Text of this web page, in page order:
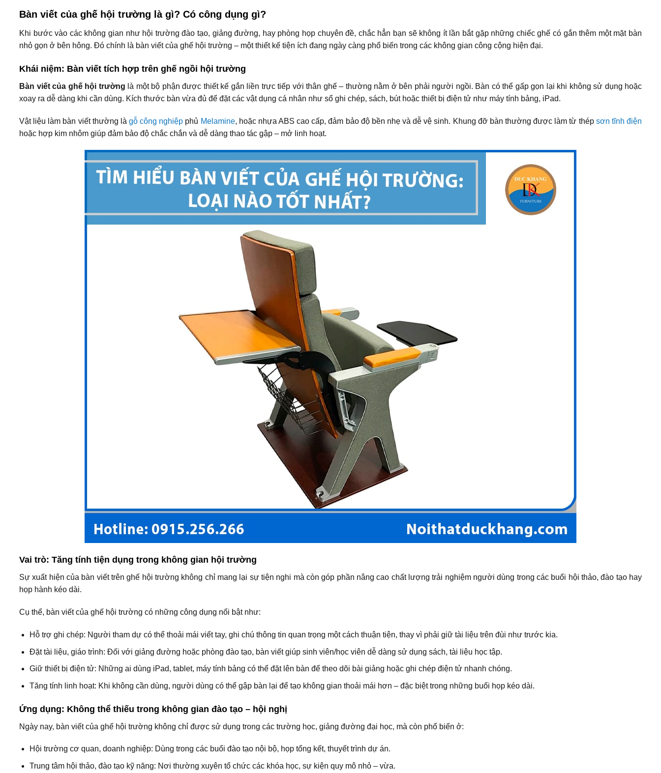
Bàn viết của ghế hội trường là gì? Có công dụng gì?
Khi bước vào các không gian như hội trường đào tạo, giảng đường, hay phòng họp chuyên đề, chắc hẳn bạn sẽ không ít lần bắt gặp những chiếc ghế có gắn thêm một mặt bàn
nhỏ gọn ở bên hông. Đó chính là bàn viết của ghế hội trường – một thiết kế tiện ích đang ngày càng phổ biến trong các không gian công cộng hiện đại.
Khái niệm: Bàn viết tích hợp trên ghế ngồi hội trường
Bàn viết của ghế hội trường là một bộ phận được thiết kế gắn liền trực tiếp với thân ghế – thường nằm ở bên phải người ngồi. Bàn có thể gấp gọn lại khi không sử dụng hoặc
xoay ra dễ dàng khi cần dùng. Kích thước bàn vừa đủ để đặt các vật dụng cá nhân như sổ ghi chép, sách, bút hoặc thiết bị điện tử như máy tính bảng, iPad.
Vật liệu làm bàn viết thường là gỗ công nghiệp phủ Melamine, hoặc nhựa ABS cao cấp, đảm bảo độ bền nhẹ và dễ vệ sinh. Khung đỡ bàn thường được làm từ thép sơn tĩnh điện
hoặc hợp kim nhôm giúp đảm bảo độ chắc chắn và dễ dàng thao tác gập – mở linh hoạt.
Vai trò: Tăng tính tiện dụng trong không gian hội trường
Sự xuất hiện của bàn viết trên ghế hội trường không chỉ mang lại sự tiện nghi mà còn góp phần nâng cao chất lượng trải nghiệm người dùng trong các buổi hội thảo, đào tạo hay
họp hành kéo dài.
Cụ thể, bàn viết của ghế hội trường có những công dụng nổi bật như:
Hỗ trợ ghi chép: Người tham dự có thể thoải mái viết tay, ghi chú thông tin quan trọng một cách thuận tiện, thay vì phải giữ tài liệu trên đùi như trước kia.
Đặt tài liệu, giáo trình: Đối với giảng đường hoặc phòng đào tạo, bàn viết giúp sinh viên/học viên dễ dàng sử dụng sách, tài liệu học tập.
Giữ thiết bị điện tử: Những ai dùng iPad, tablet, máy tính bảng có thể đặt lên bàn để theo dõi bài giảng hoặc ghi chép điện tử nhanh chóng.
Tăng tính linh hoạt: Khi không cần dùng, người dùng có thể gập bàn lại để tạo không gian thoải mái hơn – đặc biệt trong những buổi họp kéo dài.
Ứng dụng: Không thể thiếu trong không gian đào tạo – hội nghị
Ngày nay, bàn viết của ghế hội trường không chỉ được sử dụng trong các trường học, giảng đường đại học, mà còn phổ biến ở:
Hội trường cơ quan, doanh nghiệp: Dùng trong các buổi đào tạo nội bộ, họp tổng kết, thuyết trình dự án.
Trung tâm hội thảo, đào tạo kỹ năng: Nơi thường xuyên tổ chức các khóa học, sự kiện quy mô nhỏ – vừa.